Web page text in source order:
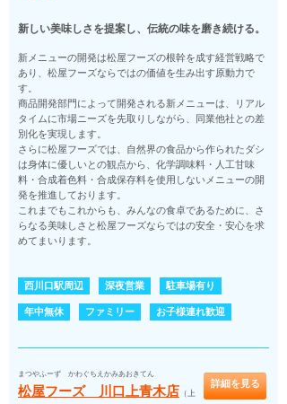
新しい美味しさを提案し、伝統の味を磨き続ける。
新メニューの開発は松屋フーズの根幹を成す経営戦略で
あり、松屋フーズならではの価値を生み出す原動力で
す。
商品開発部門によって開発される新メニューは、リアル
タイムに市場ニーズを先取りしながら、同業他社との差
別化を実現します。
さらに松屋フーズでは、自然界の食品から作られたダシ
は身体に優しいとの観点から、化学調味料・人工甘味
料・合成着色料・合成保存料を使用しないメニューの開
発を推進しております。
これまでもこれからも、みんなの食卓であるために、さ
らなる美味しさと松屋フーズならではの安全・安心を求
めてまいります。
西川口駅周辺 深夜営業 駐車場有り
年中無休 ファミリー お子様連れ歓迎
まつやふーず かわぐちえかみあおきてん
松屋フーズ 川口上青木店 （上
詳細を見る